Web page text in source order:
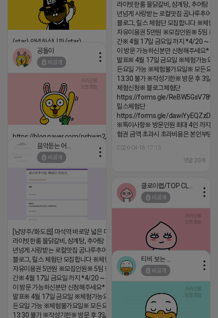
라이빗한룸 물닭갈비, 삼계탕, 추어탕 맛
년넘게 사랑받는 로컬맛집 곰나루추어
블로그, 릴스 체험단 모집합니다 ※체험
자유이용권 5만원 ※모집인원※ 5팀 ※
간※ 4월 17일 금요일 까지 *4/20 ~ 4/
이 방문 가능하신분만 신청해주세요* ※
발표※ 4월 17일 금요일 ※체험가능요
든요일 가능 ※체험불가요일※ 모든요
13:30 불가 ※작성기한※ 방문 후 3일
체험신청※ 블로그체험단
https://forms.gle/
릴스체험단
https://forms.gle/
※특이사항※ 방문인원 최대 4인 까지
험권 금액 초과시 초과비용은 본인부담
2026-04-18 17:13
댓글:20개
(star) 안녕하십니까 (star)
2026-04-18 17:12
공돌이
비공개
https://blog.naver.com/pshwin2/224023970047
2026-04-18 17:12
비공개
[남양주/화도읍] 마석역 바로앞 넓은 매장과, 프
라이빗한룸 물닭갈비, 삼계탕, 추어탕 맛집 10
년넘게 사랑받는 로컬맛집 곰나루추어탕에서
블로그, 릴스 체험단 모집합니다 ※체험메뉴※
자유이용권 5만원 ※모집인원※ 5팀 ※모집기
간※ 4월 17일 금요일 까지 *4/20 ~ 4/26 사
이 방문 가능하신분만 신청해주세요* ※체험단
발표※ 4월 17일 금요일 ※체험가능요일※ 모
든요일 가능 ※체험불가요일※ 모든요일 12 ~
13:30 불가 ※작성기한※ 방문 후 3일 이내 ※
비공개
2026-04-18 17:05
비공개